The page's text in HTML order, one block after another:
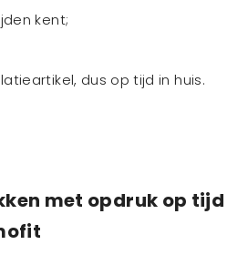
kent;
dus op tijd in huis.
met opdruk op tijd